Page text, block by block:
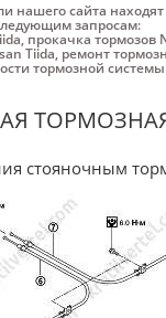
нашего сайта находят
запросам:
,прокачка тормозов
Tiida, ремонт
тормозной
стояночным